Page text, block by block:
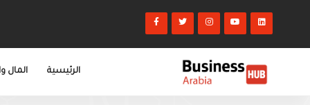
الرئيسية المال